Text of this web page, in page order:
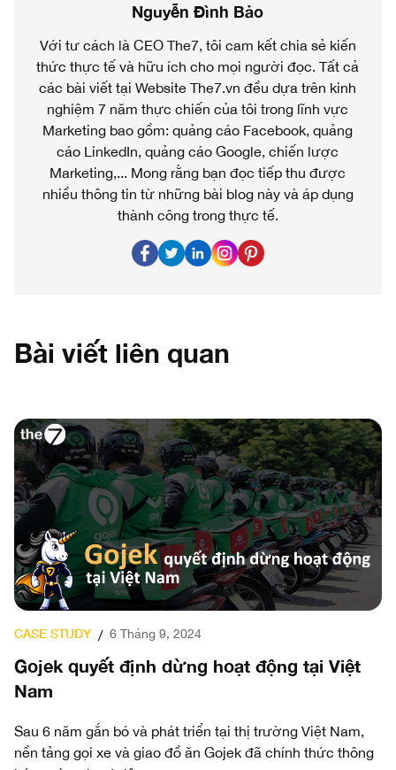
Nguyễn Đình Bảo
Với tư cách là CEO The7, tôi cam kết chia sẻ kiến
thức thực tế và hữu ích cho mọi người đọc. Tất cả
các bài viết tại Website The7.vn đều dựa trên kinh
nghiệm 7 năm thực chiến của tôi trong lĩnh vực
Marketing bao gồm: quảng cáo Facebook, quảng
cáo LinkedIn, quảng cáo Google, chiến lược
Marketing,... Mong rằng bạn đọc tiếp thu được
nhiều thông tin từ những bài blog này và áp dụng
thành công trong thực tế.
Bài viết liên quan
CASE STUDY / 6 Tháng 9, 2024
Gojek quyết định dừng hoạt động tại Việt
Nam
Sau 6 năm gắn bó và phát triển tại thị trường Việt Nam,
nền tảng gọi xe và giao đồ ăn Gojek đã chính thức thông